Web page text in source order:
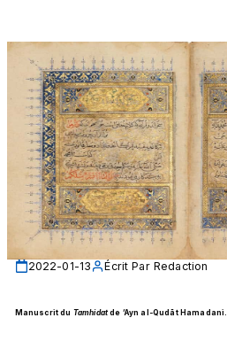
2022-01-13 Écrit Par Redaction
Manuscrit du Tamhidat de ’Ayn al-Qudāt Hamadani.